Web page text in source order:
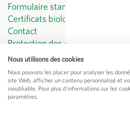
Formulaire standard de
Certificats biologiques
Contact
Protection des données
CGV
Mentions légales
©
Nous utilisons des cookies
Nous pouvons les placer pour analyser les
site Web, afficher un contenu personnalisé et
inoubliable. Pour plus d'informations sur les
paramètres.